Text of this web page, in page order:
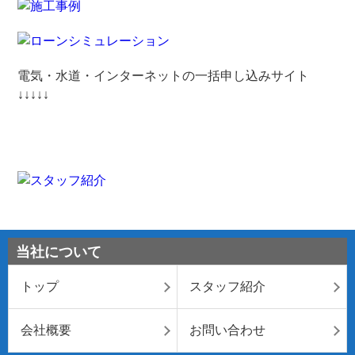
電気・水道・インターネットの一括申し込みサイト
↓↓↓↓↓
当社について
トップ スタッフ紹介
会社概要 お問い合わせ